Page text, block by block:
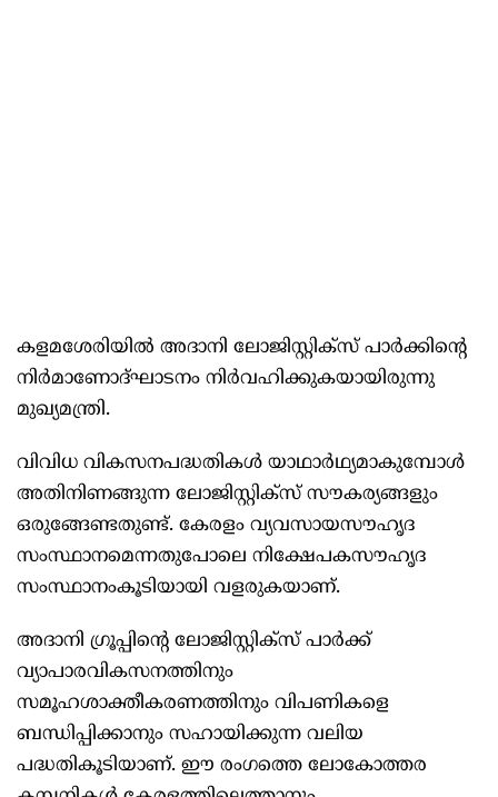
കളമശേരിയിൽ അദാനി ലോജിസ്റ്റിക്സ് പാർക്കിന്റെ
നിർമാണോദ്‌ഘാടനം നിർവഹിക്കുകയായിരുന്നു
മുഖ്യമന്ത്രി.
വിവിധ വികസനപദ്ധതികൾ യാഥാർഥ്യമാകുമ്പോൾ
അതിനിണങ്ങുന്ന ലോജിസ്റ്റിക്സ് സൗകര്യങ്ങളും
ഒരുങ്ങേണ്ടതുണ്ട്‌. കേരളം വ്യവസായസൗഹൃദ
സംസ്ഥാനമെന്നതുപോലെ നിക്ഷേപകസൗഹൃദ
സംസ്ഥാനംകൂടിയായി വളരുകയാണ്.
അദാനി ഗ്രൂപ്പിന്റെ ലോജിസ്റ്റിക്സ് പാർക്ക്‌
വ്യാപാരവികസനത്തിനും
സമൂഹശാക്തീകരണത്തിനും വിപണികളെ
ബന്ധിപ്പിക്കാനും സഹായിക്കുന്ന വലിയ
പദ്ധതികൂടിയാണ്. ഈ രംഗത്തെ ലോകോത്തര